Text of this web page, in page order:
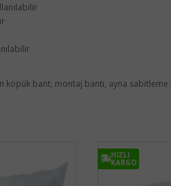
köpük bant, montaj bantı, ayna
HIZLI
KARGO